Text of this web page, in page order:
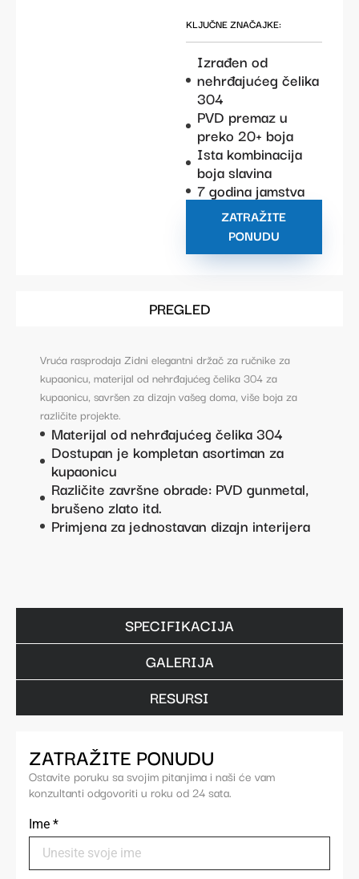
KLJUČNE ZNAČAJKE:
Izrađen od
nehrđajućeg čelika
304
PVD premaz u
preko 20+ boja
Ista kombinacija
boja slavina
7 godina jamstva
ZATRAŽITE
PONUDU
PREGLED
SPECIFIKACIJA
GALERIJA
RESURSI
Vruća rasprodaja Zidni elegantni držač za ručnike za
kupaonicu, materijal od nehrđajućeg čelika 304 za
kupaonicu, savršen za dizajn vašeg doma, više boja za
različite projekte.
Materijal od nehrđajućeg čelika 304
Dostupan je kompletan asortiman za
kupaonicu
Različite završne obrade: PVD gunmetal,
brušeno zlato itd.
Primjena za jednostavan dizajn interijera
ZATRAŽITE PONUDU
Ostavite poruku sa svojim pitanjima i naši će vam
konzultanti odgovoriti u roku od 24 sata.
Ime *